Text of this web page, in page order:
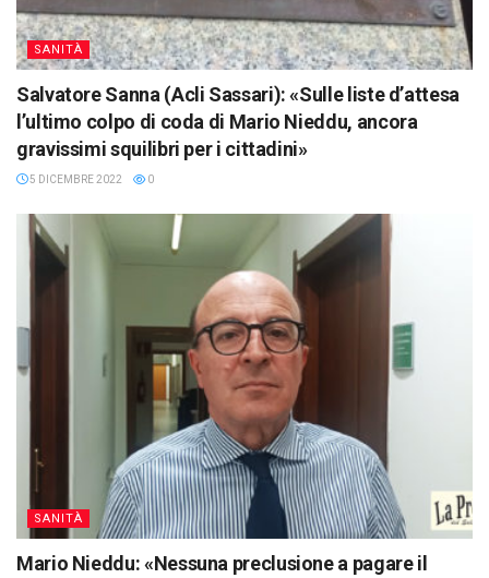
SANITÀ
Salvatore Sanna (Acli Sassari): «Sulle liste d’attesa
l’ultimo colpo di coda di Mario Nieddu, ancora
gravissimi squilibri per i cittadini»
5 DICEMBRE 2022 0
SANITÀ
Mario Nieddu: «Nessuna preclusione a pagare il